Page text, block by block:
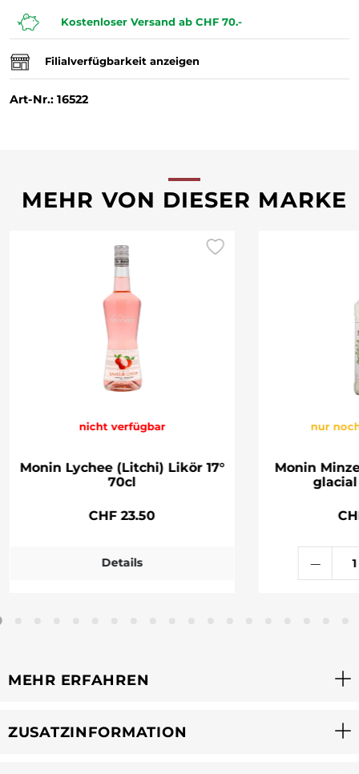
Kostenloser Versand ab CHF 70.-
Filialverfügbarkeit anzeigen
Art-Nr.: 16522
MEHR VON DIESER MARKE
nicht verfügbar
Monin Lychee (Litchi) Likör 17°
70cl
CHF 23.50
Details
nur
Monin
MEHR ERFAHREN
ZUSATZINFORMATION